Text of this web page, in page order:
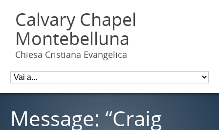
Calvary Chapel
Montebelluna
Chiesa Cristiana Evangelica
Message: “Craig